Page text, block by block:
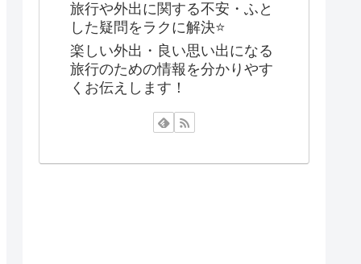
旅行や外出に関する不安・ふと
した疑問をラクに解決⭐️
楽しい外出・良い思い出になる
旅行のための情報を分かりやす
くお伝えします！